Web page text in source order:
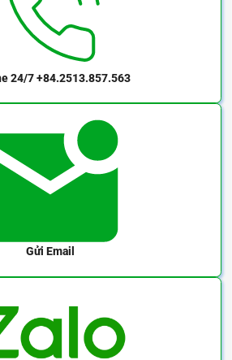
24/7+84.2513.857.563
Gửi Email